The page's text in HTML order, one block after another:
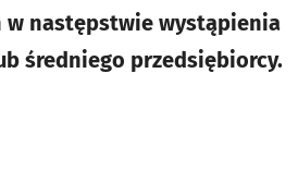
w następstwie wystąpienia
średniego przedsiębiorcy.